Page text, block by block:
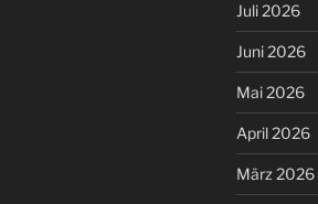
Juli 2026
Juni 2026
Mai 2026
April 2026
März 2026